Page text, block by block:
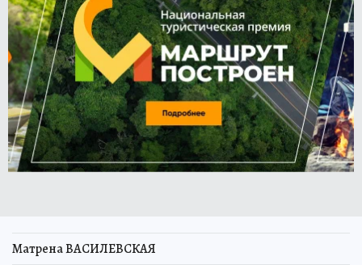
Матрена ВАСИЛЕВСКАЯ